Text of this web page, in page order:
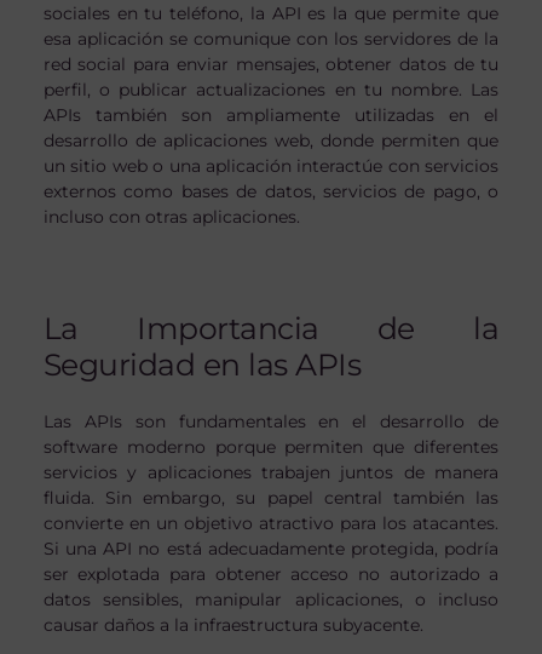
sociales en tu teléfono, la API es la que permite que
esa aplicación se comunique con los servidores de la
red social para enviar mensajes, obtener datos de tu
perfil, o publicar actualizaciones en tu nombre. Las
APIs también son ampliamente utilizadas en el
desarrollo de aplicaciones web, donde permiten que
un sitio web o una aplicación interactúe con servicios
externos como bases de datos, servicios de pago, o
incluso con otras aplicaciones.
La Importancia de la
Seguridad en las APIs
Las APIs son fundamentales en el desarrollo de
software moderno porque permiten que diferentes
servicios y aplicaciones trabajen juntos de manera
fluida. Sin embargo, su papel central también las
convierte en un objetivo atractivo para los atacantes.
Si una API no está adecuadamente protegida, podría
ser explotada para obtener acceso no autorizado a
datos sensibles, manipular aplicaciones, o incluso
causar daños a la infraestructura subyacente.